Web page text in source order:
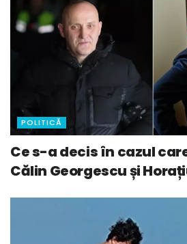
POLITICĂ
Ce s-a decis în cazul
Călin Georgescu și